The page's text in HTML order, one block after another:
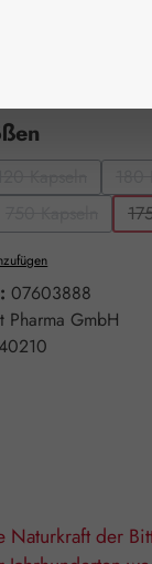
(Diese Option ist
ist zurzeit nicht
(Diese Option
07603888
Pharma GmbH
Naturkraft der